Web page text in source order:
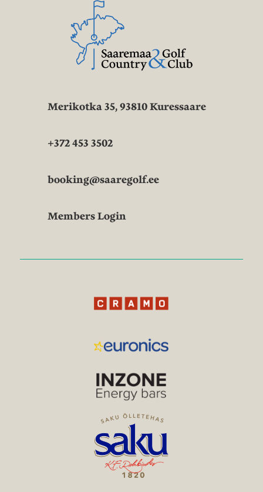
Click to accept marketing cookies and enable this content
Merikotka 35, 93810 Kuressaare
+372 453 3502
booking@saaregolf.ee
Members Login